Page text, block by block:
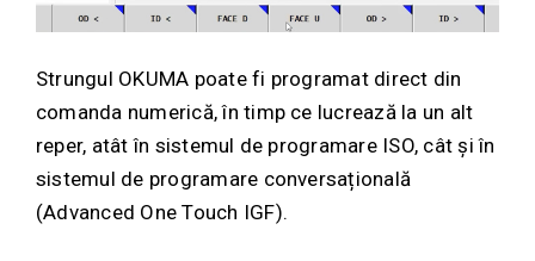
Strungul OKUMA poate fi programat direct din
comanda numerică, în timp ce lucrează la un alt
reper, atât în sistemul de programare ISO, cât și în
sistemul de programare conversațională
(Advanced One Touch IGF).